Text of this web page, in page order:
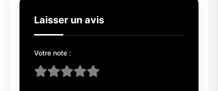
Laisser un avis
Votre note :